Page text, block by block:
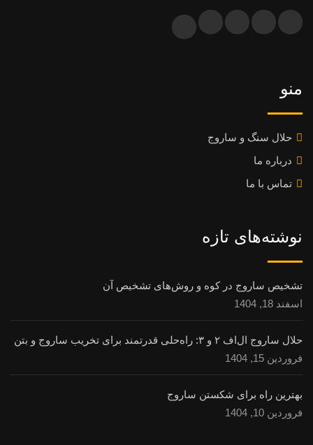
منو
حلال سنگ و ساروج
درباره ما
تماس با ما
نوشته‌های تازه
تشخیص ساروج در کوه و روش‌های تشخیص آن
اسفند 18, 1404
حلال ساروج ال‌اف ۲ و ۳: راه‌حلی قدرتمند برای تخریب ساروج و بتن
فروردین 15, 1404
بهترین راه برای شکستن ساروج
فروردین 10, 1404